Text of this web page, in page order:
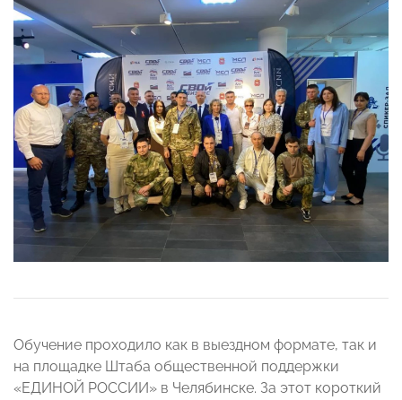
Обучение проходило как в выездном формате, так и
на площадке Штаба общественной поддержки
«ЕДИНОЙ РОССИИ» в Челябинске. За этот короткий